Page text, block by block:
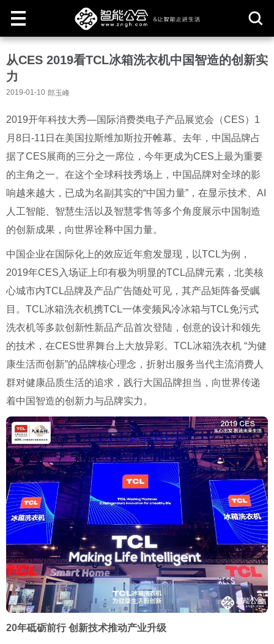
取
从CES 2019看TCL冰箱洗衣机中国智造的创新实
力
2019-01-10 郎玉峰
2019开年科技大秀—国际消费类电子产品展览会（CES）1
月8日-11日在美国拉斯维加斯拉开帷幕。去年，中国品牌占
据了CES展商的三分之一席位，今年更成为CES上最为重要
的主角之一。在这个全球科技秀场上，中国品牌对全球的影
响越来越大，已成为名副其实的“中国力量”，在显示技术、AI
人工智能、智慧生活以及智慧零售等多个角度展示中国制造
的创新成果，向世界诠释中国力量。
中国企业在国际化上的效应近年愈发显现，以TCL为例，
2019年CES入场证上印有极为明显的TCL品牌元素，北美核
心城市内TCL品牌及产品广告随处可见，其产品矩阵备受瞩
目。TCL冰箱洗衣机携TCL一体变频风冷冰箱与TCL免污式
洗衣机等多款创新性新品产品首次登陆，创意的设计和领先
的技术，在CES世界舞台上大放异彩。TCL冰箱洗衣机 “为健
康生活而创新”的品牌核心理念，折射出服务当代主流消费人
群对健康品质生活的追求，践行大国品牌担当，向世界传递
着中国智造的创新力与品牌实力。
20年砥砺前行 创新技术推动产业升级